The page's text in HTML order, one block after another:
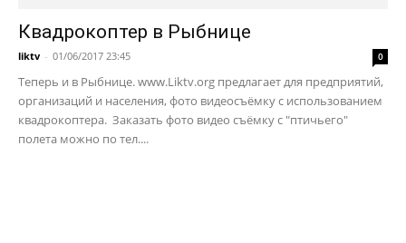
Квадрокоптер в Рыбнице
liktv - 01/06/2017 23:45 0
Теперь и в Рыбнице. www.Liktv.org предлагает для предприятий,
организаций и населения, фото видеосъёмку с использованием
квадрокоптера. Заказать фото видео съёмку с "птичьего"
полета можно по тел....